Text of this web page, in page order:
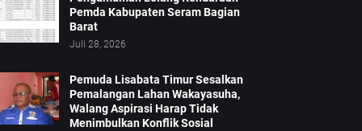
Pemda Kabupaten Seram Bagian
Barat
Juli 28, 2026
Pemuda Lisabata Timur Sesalkan
Pemalangan Lahan Wakayasuha,
Walang Aspirasi Harap Tidak
Menimbulkan Konflik Sosial